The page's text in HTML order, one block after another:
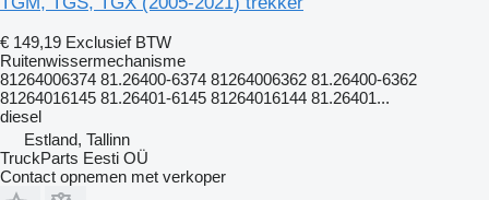
€ 149,19 Exclusief BTW
Ruitenwissermechanisme
81264006374 81.26400-6374 81264006362 81.26400-6362
81264016145 81.26401-6145 81264016144 81.26401...
diesel
Estland, Tallinn
TruckParts Eesti OÜ
Contact opnemen met verkoper